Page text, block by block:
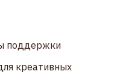
поддержки
креативных